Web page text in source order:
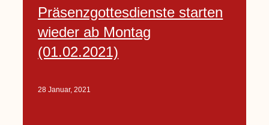
Präsenzgottesdienste starten
wieder ab Montag
(01.02.2021)
28 Januar, 2021